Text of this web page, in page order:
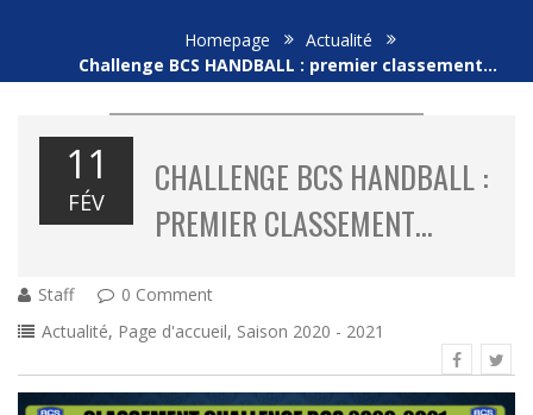
Homepage
Actualité
Challenge BCS HANDBALL : premier classement…
11
FÉV
CHALLENGE BCS HANDBALL :
PREMIER CLASSEMENT…
Staff
0 Comment
Actualité, Page d'accueil, Saison 2020 - 2021